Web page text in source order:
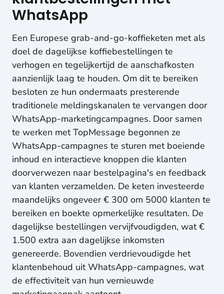
WhatsApp
Een Europese grab-and-go-koffieketen met als
doel de dagelijkse koffiebestellingen te
verhogen en tegelijkertijd de aanschafkosten
aanzienlijk laag te houden. Om dit te bereiken
besloten ze hun ondermaats presterende
traditionele meldingskanalen te vervangen door
WhatsApp-marketingcampagnes. Door samen
te werken met TopMessage begonnen ze
WhatsApp-campagnes te sturen met boeiende
inhoud en interactieve knoppen die klanten
doorverwezen naar bestelpagina's en feedback
van klanten verzamelden. De keten investeerde
maandelijks ongeveer € 300 om 5000 klanten te
bereiken en boekte opmerkelijke resultaten. De
dagelijkse bestellingen vervijfvoudigden, wat €
1.500 extra aan dagelijkse inkomsten
genereerde. Bovendien verdrievoudigde het
klantenbehoud uit WhatsApp-campagnes, wat
de effectiviteit van hun vernieuwde